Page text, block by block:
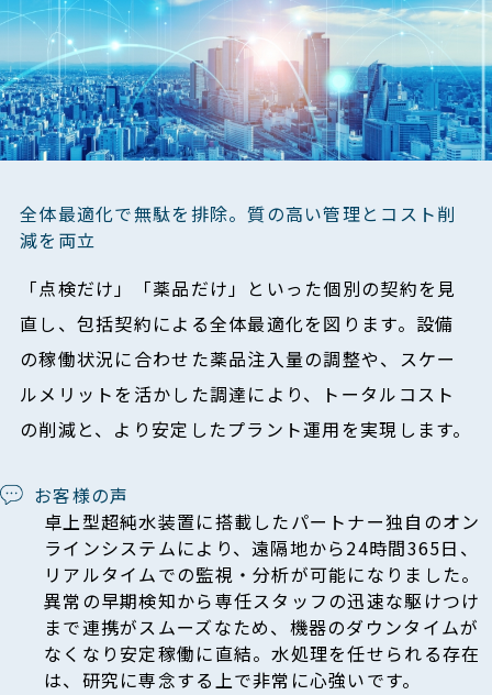
全体最適化で無駄を排除。質の高い管理とコスト削
減を両立
「点検だけ」「薬品だけ」といった個別の契約を見
直し、包括契約による全体最適化を図ります。設備
の稼働状況に合わせた薬品注入量の調整や、スケー
ルメリットを活かした調達により、トータルコスト
の削減と、より安定したプラント運用を実現します。
お客様の声
卓上型超純水装置に搭載したパートナー独自のオン
ラインシステムにより、遠隔地から24時間365日、
リアルタイムでの監視・分析が可能になりました。
異常の早期検知から専任スタッフの迅速な駆けつけ
まで連携がスムーズなため、機器のダウンタイムが
なくなり安定稼働に直結。水処理を任せられる存在
は、研究に専念する上で非常に心強いです。